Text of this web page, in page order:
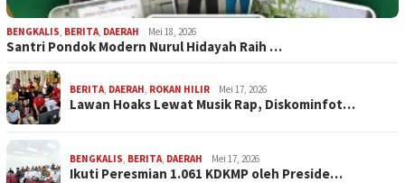
BENGKALIS BERITA DAERAH Mei 18, 2026
Santri Pondok Modern Nurul Hidayah Raih …
BERITA DAERAH ROKAN HILIR Mei 17, 2026
Lawan Hoaks Lewat Musik Rap, Diskominfot…
BENGKALIS BERITA DAERAH Mei 17, 2026
Ikuti Peresmian 1.061 KDKMP oleh Preside…